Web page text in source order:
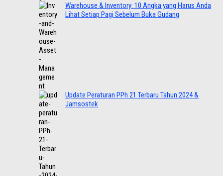
Warehouse & Inventory: 10 Angka yang Harus Anda
Lihat Setiap Pagi Sebelum Buka Gudang
Update Peraturan PPh 21 Terbaru Tahun 2024 &
Jamsostek